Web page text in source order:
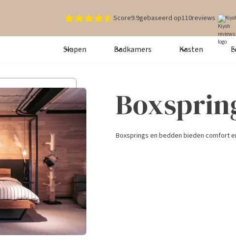
Score9.9gebaseerd op110reviews
Slapen Badkamers Kasten
Boxsprings en bedden bieden comfort